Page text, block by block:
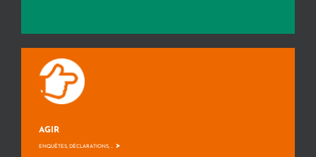
AGIR
ENQUÊTES, DÉCLARATIONS, ... >